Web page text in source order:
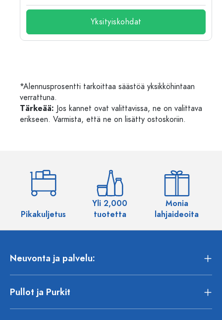
Yksityiskohdat
*Alennusprosentti tarkoittaa säästöä yksikköhintaan
verrattuna.
Tärkeää: Jos kannet ovat valittavissa, ne on valittava
erikseen. Varmista, että ne on lisätty ostoskoriin.
Pikakuljetus
Yli 2,000
tuotetta
Monia
lahjaideoita
Neuvonta ja palvelu:
Pullot ja Purkit